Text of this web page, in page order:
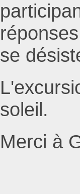
se
soleil.
Merci à